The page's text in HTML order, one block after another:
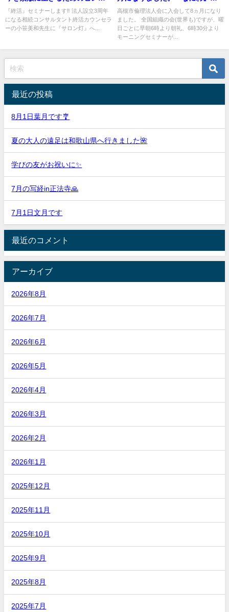
を❗️
『終活』セミナーします‼️ 法人設立3周年
になる相続コンサルタント終活カウンセラ
ーの小笹美和先生に『サロン灯』へ...
NEW No.269に掲載して頂きまし
た🎎
高槻市倫理法人会に入会して8ヵ月になり
ました。 全国組織の会(世界も)ですが、曜
日ごとに早朝6時より朝礼、6時30分より
モーニングセミナーが...
最近の投稿
8月1日葉月です🎐
夏の大人の遠足は和歌山県へ行きました🌺
学びの友がお祝いに✨
7月の写経in正法寺🙏
7月1日文月です
最近のコメント
アーカイブ
2026年8月
2026年7月
2026年6月
2026年5月
2026年4月
2026年3月
2026年2月
2026年1月
2025年12月
2025年11月
2025年10月
2025年9月
2025年8月
2025年7月